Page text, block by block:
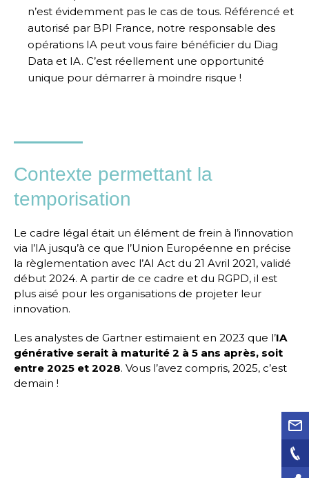
n’est évidemment pas le cas de tous. Référencé et
autorisé par BPI France, notre responsable des
opérations IA peut vous faire bénéficier du Diag
Data et IA. C’est réellement une opportunité
unique pour démarrer à moindre risque !
Contexte permettant la
temporisation
Le cadre légal était un élément de frein à l’innovation
via l’IA jusqu’à ce que l’Union Européenne en précise
la règlementation avec l’AI Act du 21 Avril 2021, validé
début 2024. A partir de ce cadre et du RGPD, il est
plus aisé pour les organisations de projeter leur
innovation.
Les analystes de Gartner estimaient en 2023 que l’IA
générative serait à maturité 2 à 5 ans après, soit
entre 2025 et 2028. Vous l’avez compris, 2025, c’est
demain !